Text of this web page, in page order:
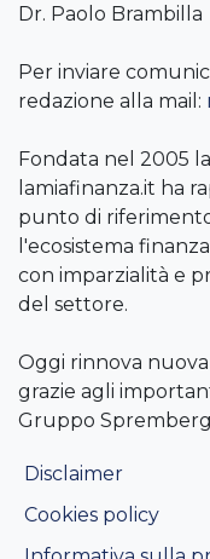
Dr. Paolo Brambilla
Per inviare
redazione alla mail:
Fondata nel 2005
lamiafinanza.it ha
punto di
l'ecosistema
con imparzialità e
del settore.
Oggi rinnova
grazie agli
Gruppo
Disclaimer
Cookies policy